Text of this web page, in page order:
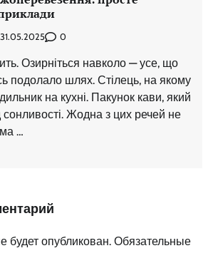
31.05.2025 0
Озирніться навколо — усе, що
подолало шлях. Стілець, на якому
на кухні. Пакунок кави, який
сонливості. Жодна з цих речей не
…
будет опубликован. Обязательные